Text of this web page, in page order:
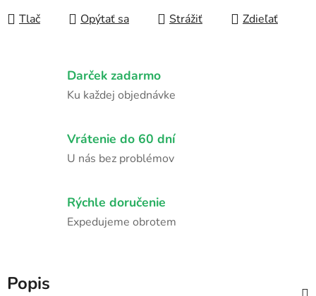
Tlač Opýtať sa Strážiť Zdieľať
Darček zadarmo
Ku každej objednávke
Vrátenie do 60 dní
U nás bez problémov
Rýchle doručenie
Expedujeme obrotem
Popis